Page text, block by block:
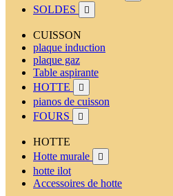
SOLDES 
CUISSON
plaque induction
plaque gaz
Table aspirante
HOTTE

pianos de cuisson
FOURS

HOTTE
Hotte murale

hotte ilot
Accessoires de hotte